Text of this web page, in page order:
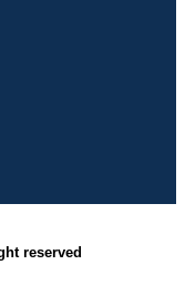
reserved